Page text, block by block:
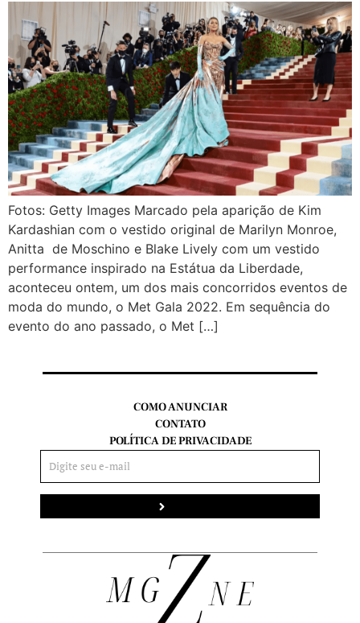
Fotos: Getty Images Marcado pela aparição de Kim
Kardashian com o vestido original de Marilyn Monroe,
Anitta de Moschino e Blake Lively com um vestido
performance inspirado na Estátua da Liberdade,
aconteceu ontem, um dos mais concorridos eventos de
moda do mundo, o Met Gala 2022. Em sequência do
evento do ano passado, o Met […]
COMO ANUNCIAR
CONTATO
POLÍTICA DE PRIVACIDADE